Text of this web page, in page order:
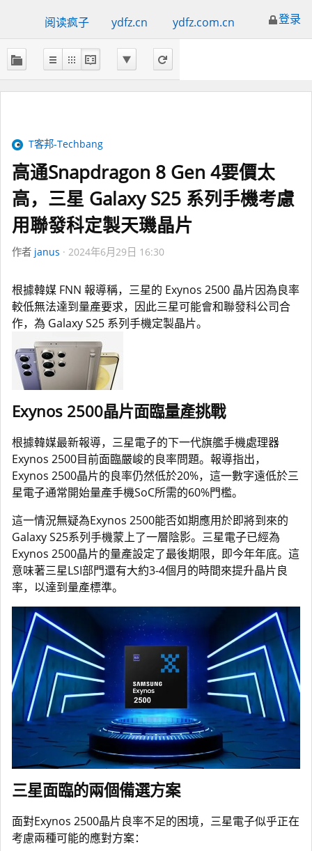
阅读疯子 ydfz.cn ydfz.com.cn 登录
T客邦-Techbang
高通Snapdragon 8 Gen 4要價太
高，三星 Galaxy S25 系列手機考慮
用聯發科定製天璣晶片
作者 janus 2024年6月29日 16:30
根據韓媒 FNN 報導稱，三星的 Exynos 2500 晶片因為良率
較低無法達到量產要求，因此三星可能會和聯發科公司合
作，為 Galaxy S25 系列手機定製晶片。
Exynos 2500晶片面臨量產挑戰
根據韓媒最新報導，三星電子的下一代旗艦手機處理器
Exynos 2500目前面臨嚴峻的良率問題。報導指出，
Exynos 2500晶片的良率仍然低於20%，這一數字遠低於三
星電子通常開始量產手機SoC所需的60%門檻。
這一情況無疑為Exynos 2500能否如期應用於即將到來的
Galaxy S25系列手機蒙上了一層陰影。三星電子已經為
Exynos 2500晶片的量產設定了最後期限，即今年年底。這
意味著三星LSI部門還有大約3-4個月的時間來提升晶片良
率，以達到量產標準。
三星面臨的兩個備選方案
面對Exynos 2500晶片良率不足的困境，三星電子似乎正在
考慮兩種可能的應對方案：